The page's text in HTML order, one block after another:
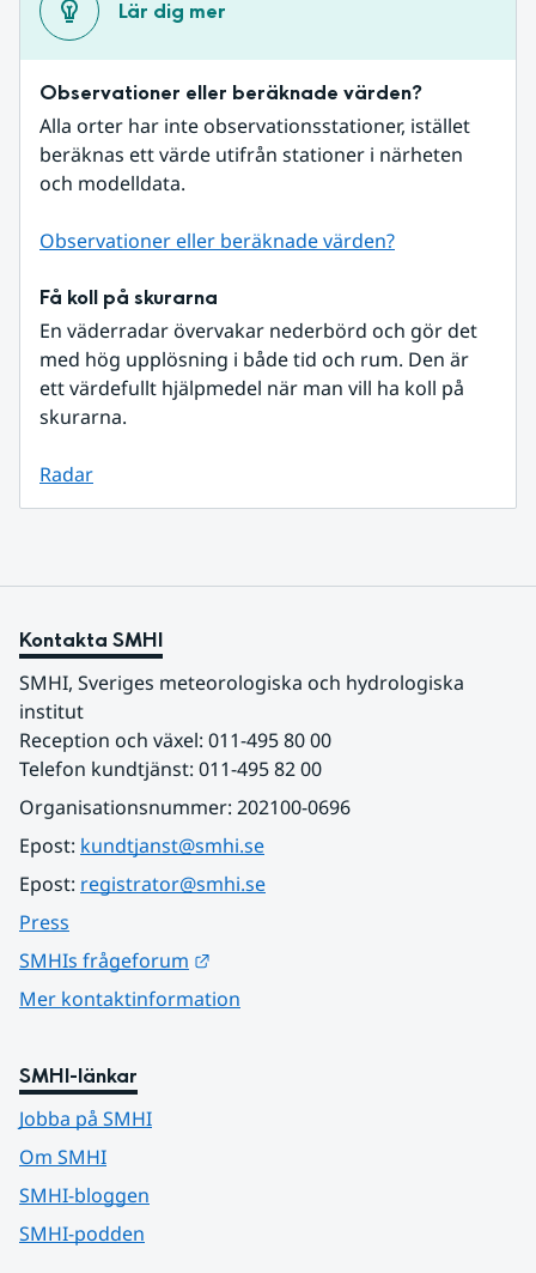
Lär dig mer
Observationer eller beräknade värden?
Alla orter har inte observationsstationer, istället
beräknas ett värde utifrån stationer i närheten
och modelldata.
Observationer eller beräknade värden?
Få koll på skurarna
En väderradar övervakar nederbörd och gör det
med hög upplösning i både tid och rum. Den är
ett värdefullt hjälpmedel när man vill ha koll på
skurarna.
Radar
Kontakta SMHI
SMHI, Sveriges meteorologiska och hydrologiska
institut
Reception och växel: 011-495 80 00
Telefon kundtjänst: 011-495 82 00
Organisationsnummer: 202100-0696
Epost: kundtjanst@smhi.se
Epost: registrator@smhi.se
Press
SMHIs frågeforum
Mer kontaktinformation
SMHI-länkar
Jobba på SMHI
Om SMHI
SMHI-bloggen
SMHI-podden